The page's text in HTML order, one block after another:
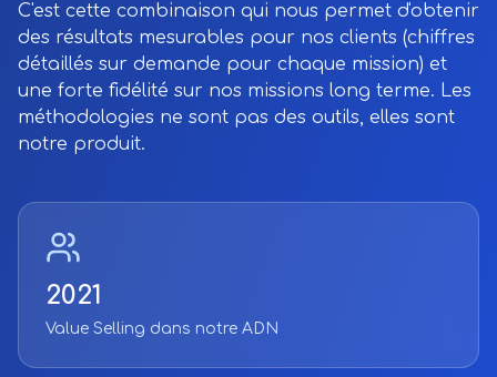
C'est cette combinaison qui nous permet d'obtenir
des résultats mesurables pour nos clients (chiffres
détaillés sur demande pour chaque mission) et
une forte fidélité sur nos missions long terme. Les
méthodologies ne sont pas des outils, elles sont
notre produit.
2021
Value Selling dans notre ADN